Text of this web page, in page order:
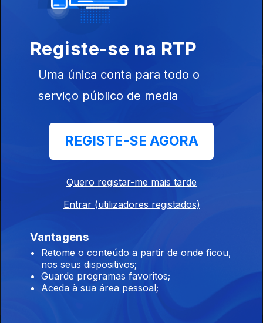
Este conteúdo faz parte de
Documentários de Ciência e
Natureza
Limiar da Extinção
Burros
Disponível para iOS, Android, Apple TV, Android TV e
CarPlay
Registe-se na RTP
Uma única conta para todo o
serviço público de media
REGISTE-SE AGORA
Quero registar-me mais tarde
Entrar (utilizadores registados)
Vantagens
Retome o conteúdo a partir de onde ficou,
nos seus dispositivos;
Guarde programas favoritos;
Aceda à sua área pessoal;